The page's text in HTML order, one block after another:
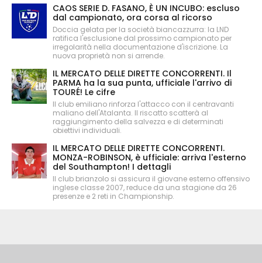
CAOS SERIE D. FASANO, È UN INCUBO: escluso
dal campionato, ora corsa al ricorso
Doccia gelata per la società biancazzurra: la LND
ratifica l'esclusione dal prossimo campionato per
irregolarità nella documentazione d'iscrizione. La
nuova proprietà non si arrende.
IL MERCATO DELLE DIRETTE CONCORRENTI. Il
PARMA ha la sua punta, ufficiale l'arrivo di
TOURÉ! Le cifre
Il club emiliano rinforza l'attacco con il centravanti
maliano dell'Atalanta. Il riscatto scatterà al
raggiungimento della salvezza e di determinati
obiettivi individuali.
IL MERCATO DELLE DIRETTE CONCORRENTI.
MONZA-ROBINSON, è ufficiale: arriva l'esterno
del Southampton! I dettagli
Il club brianzolo si assicura il giovane esterno offensivo
inglese classe 2007, reduce da una stagione da 26
presenze e 2 reti in Championship.